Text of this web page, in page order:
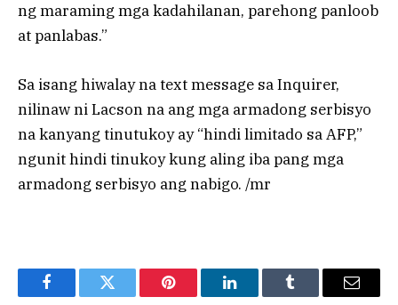
ng maraming mga kadahilanan, parehong panloob
at panlabas.”
Sa isang hiwalay na text message sa Inquirer,
nilinaw ni Lacson na ang mga armadong serbisyo
na kanyang tinutukoy ay “hindi limitado sa AFP,”
ngunit hindi tinukoy kung aling iba pang mga
armadong serbisyo ang nabigo. /mr
FacebookTwitter Pinterest LinkedInTumblr Email